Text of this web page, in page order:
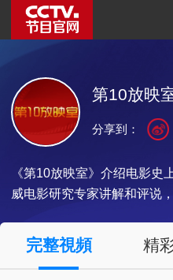
第10放映
《第10放映室》介绍电影史
威电影研究专家讲解和评说
央視影音
分享到：
完整視頻 精